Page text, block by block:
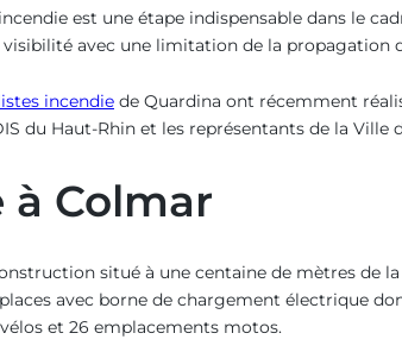
est une étape indispensable dans le
avec une limitation de la propagation
incendie de Quardina ont récemment
du Haut-Rhin et les représentants de la Ville
Colmar
situé à une centaine de mètres de
avec borne de chargement électrique
et 26 emplacements motos.